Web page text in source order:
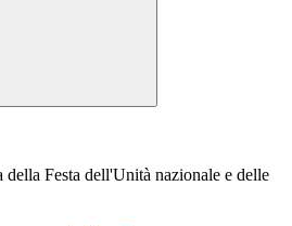
della Festa dell'Unità nazionale e delle